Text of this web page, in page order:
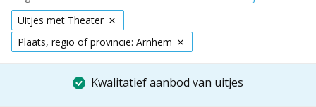
Uitjes met Theater
Plaats, regio of provincie: Arnhem
Kwalitatief aanbod van uitjes